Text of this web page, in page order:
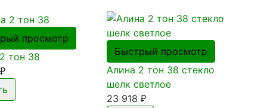
просмотр
тон 38
₽
Быстрый просмотр
Алина 2 тон 38 стекло
шелк светлое
23 918 ₽